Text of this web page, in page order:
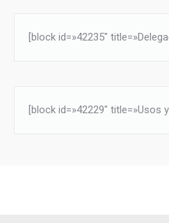
[block id=»42235″
[block id=»42229″ title=»Usos